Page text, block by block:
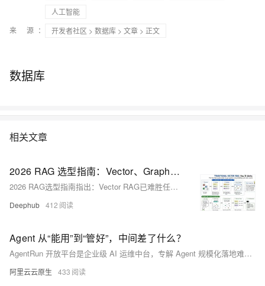
人工智能
来 源：
开发者社区 > 数据库 > 文章 > 正文
数据库
相关文章
2026 RAG 选型指南：Vector、Graph、Vectorless 该怎么挑
2026 RAG选型指南指出：Vector RAG已难胜任复杂场景；GraphRAG通过知识图谱支撑多跳关系推理，Vectorless RAG则摒弃向量库，依托文档树结构+LLM导航实现高精度定位。三者非替代，而应按问题类型智能路由——Adaptive RAG成企业新范式。
Deephub 412
Agent 从“能用”到“管好”，中间差了什么？
AgentRun 开放平台是企业级 AI 运维中台，专解 Agent 规模化落地难题。以员工权限为核心，构建“用户组-用户-用户空间”三层多租户体系，实现细粒度隔离、动态审批、成本可控、安全合规与全生命周期管理，助力企业从“玩具”迈向可信、高效、可治理的 AI 生产环境。
阿里云云原生 433